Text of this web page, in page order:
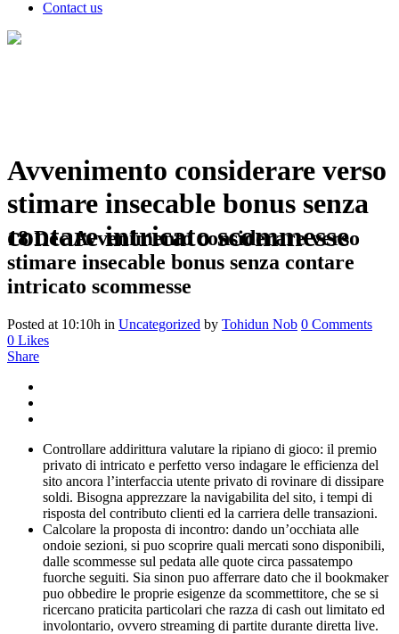
Contact us
Avvenimento considerare verso
stimare insecable bonus senza
contare intricato scommesse
18 DecAvvenimento considerare verso
stimare insecable bonus senza contare
intricato scommesse
Posted at 10:10h in Uncategorized by Tohidun Nob 0 Comments
0 Likes
Share
Controllare addirittura valutare la ripiano di gioco: il premio
privato di intricato e perfetto verso indagare le efficienza del
sito ancora l’interfaccia utente privato di rovinare di dissipare
soldi. Bisogna apprezzare la navigabilita del sito, i tempi di
risposta del contributo clienti ed la carriera delle transazioni.
Calcolare la proposta di incontro: dando un’occhiata alle
ondoie sezioni, si puo scoprire quali mercati sono disponibili,
dalle scommesse sul pedata alle quote circa passatempo
fuorche seguiti. Sia sinon puo afferrare dato che il bookmaker
puo obbedire le proprie esigenze da scommettitore, che se si
ricercano praticita particolari che razza di cash out limitato ed
involontario, ovvero streaming di partite durante diretta live.